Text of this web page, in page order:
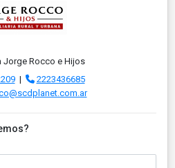
Jorge Rocco e Hijos
|
2223436685